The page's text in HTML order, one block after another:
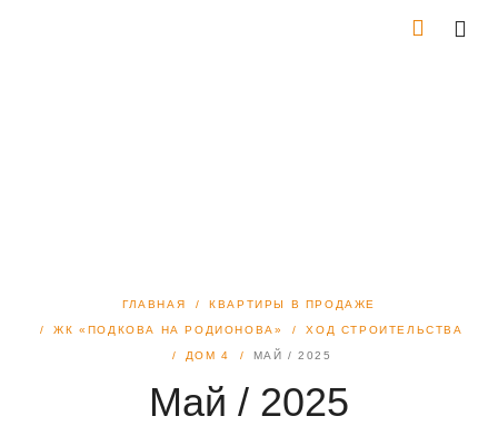
ГЛАВНАЯ КВАРТИРЫ В ПРОДАЖЕ
ЖК «ПОДКОВА НА РОДИОНОВА» ХОД СТРОИТЕЛЬСТВА
ДОМ 4 МАЙ / 2025
Май / 2025